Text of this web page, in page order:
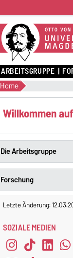
ARBEITSGRUPPE
Home
Willkommen
Die Arbeitsgruppe
Forschung
Letzte Änderung:
SOZIALE MEDIEN